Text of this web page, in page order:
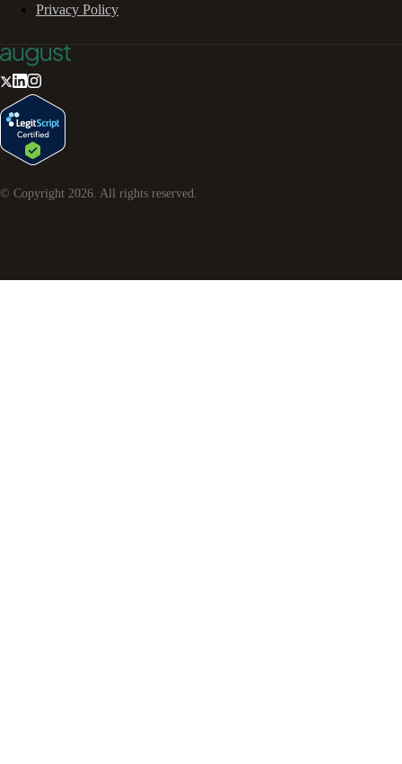
Privacy Policy
© Copyright 2026. All rights reserved.